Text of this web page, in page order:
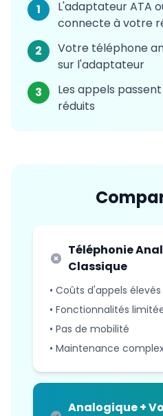
1
L'adaptateur ATA
connecte à votre
2
Votre téléphone
sur l'adaptateur
3
Les appels
réduits
Téléphonie
Classique
• Coûts d'appels élevés
• Fonctionnalités
• Pas de mobilité
• Maintenance
Analogique +